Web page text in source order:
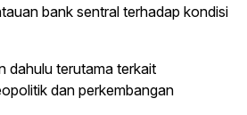
bank sentral terhadap kondisi
dahulu terutama terkait
dan perkembangan